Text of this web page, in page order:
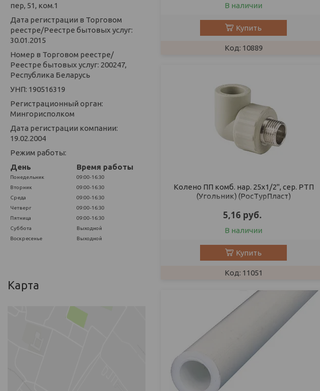
В наличии
Купить
10889
Колено ПП комб. нар. 25х1/2", сер. РТП
(Угольник) (РосТурПласт)
5,16 руб.
В наличии
Купить
11051
пер, 51, ком.1
Дата регистрации в Торговом
реестре/Реестре бытовых услуг:
30.01.2015
Номер в Торговом реестре/
Реестре бытовых услуг: 200247,
Республика Беларусь
УНП: 190516319
Регистрационный орган:
Мингорисполком
Дата регистрации компании:
19.02.2004
Режим работы:
День
Время работы
Понедельник
09:00-16:30
Вторник
09:00-16:30
Среда
09:00-16:30
Четверг
09:00-16:30
Пятница
09:00-16:30
Суббота
Выходной
Воскресенье
Выходной
Карта